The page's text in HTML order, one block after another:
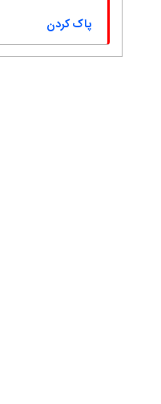
پاک کردن